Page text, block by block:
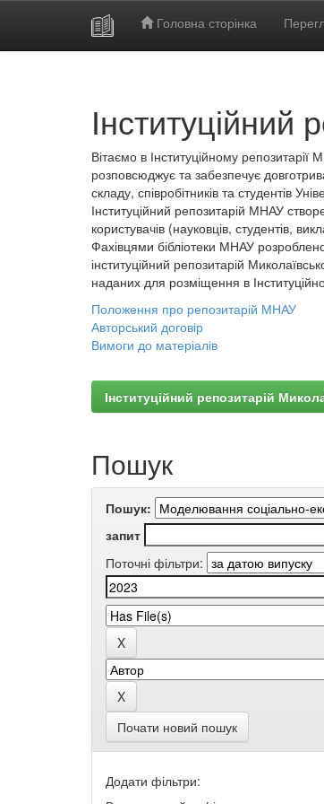
Головна сторінка
Інституційний
Вітаємо в Інституційному репозитарії
розповсюджує та забезпечує
складу, співробітників та студентів
Інституційний репозитарій МНАУ
користувачів (науковців, студентів,
Фахівцями бібліотеки МНАУ
інституційний репозитарій
наданих для розміщення в
Положення про репозитарій МНАУ
Авторський договір
Вимоги до матеріалів
Інституційний репозитарій
Пошук
Пошук:
запит
Поточні фільтри:
Почати новий пошук
Додати фільтри: